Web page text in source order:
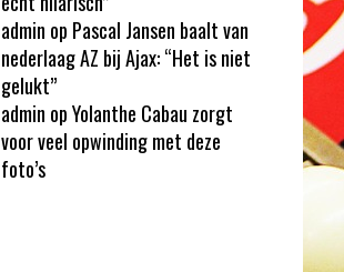
admin op Pascal Jansen baalt van
nederlaag AZ bij Ajax: “Het is niet
gelukt”
admin opYolanthe Cabau zorgt
voor veel opwinding met deze
foto’s